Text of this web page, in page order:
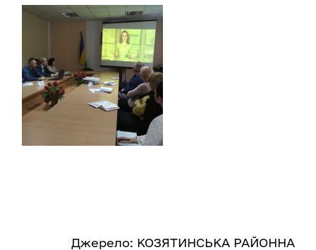
Джерело: КОЗЯТИНСЬКА РАЙОННА